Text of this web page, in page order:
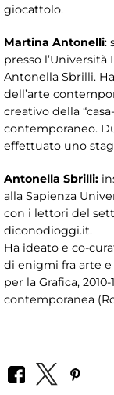
giocattolo.
Martina Antonelli:
presso l’Università
Antonella Sbrilli.
dell’arte
creativo della
contemporaneo.
effettuato uno
Antonella Sbrilli:
alla Sapienza
con i lettori del
diconodioggi.it.
Ha ideato e co-
di enigmi fra arte e
per la Grafica,
contemporanea